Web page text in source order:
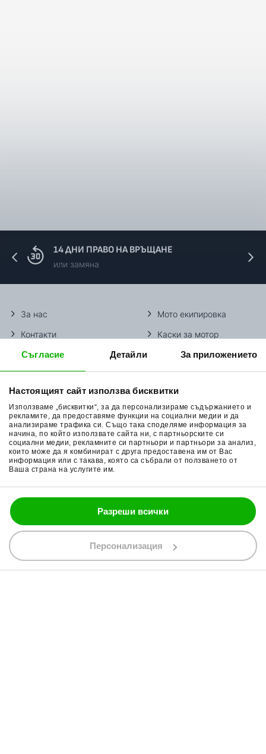
Съгласие Детайли За приложението
Настоящият сайт използва бисквитки
Използваме „бисквитки“, за да персонализираме съдържанието и
рекламите, да предоставяме функции на социални медии и да
анализираме трафика си. Също така споделяме информация за
начина, по който използвате сайта ни, с партньорските си
социални медии, рекламните си партньори и партньори за анализ,
които може да я комбинират с друга предоставена им от Вас
информация или с такава, която са събрали от ползването от
Ваша страна на услугите им.
Разреши всички
Персонализация
14 ДНИ ПРАВО НА ВРЪЩАНЕ
или замяна
За нас
Контакти
Методи доставка
Начини плащане
Връщане на стока
Общи условия
Поверителност
Политика за бисквитки
Мото екипировка
Каски за мотор
Ботуши за мотор
Гуми за мотор
Очила за мотор
Раници за мотор
Ръкавици за мотор
Части за мотор
088 200 7002
shop@bobimx.com